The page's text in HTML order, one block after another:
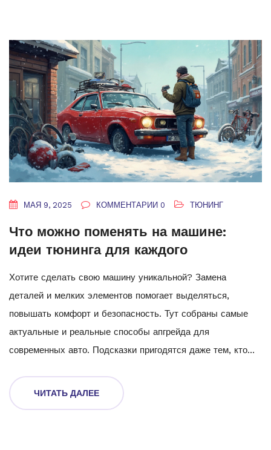
МАЯ 9, 2025 КОММЕНТАРИИ 0 ТЮНИНГ
Что можно поменять на машине:
идеи тюнинга для каждого
Хотите сделать свою машину уникальной? Замена
деталей и мелких элементов помогает выделяться,
повышать комфорт и безопасность. Тут собраны самые
актуальные и реальные способы апгрейда для
современных авто. Подсказки пригодятся даже тем, кто
реально можно поменять самому и когда лучше
обратиться к профи.
ЧИТАТЬ ДАЛЕЕ